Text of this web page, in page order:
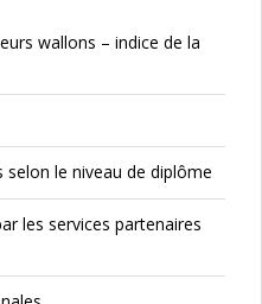
wallons – indice de la
selon le niveau de diplôme
les services partenaires